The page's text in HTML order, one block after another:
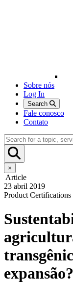
Sobre nós
Log In
Search
Fale conosco
Contato
×
Article
23 abril 2019
Product Certifications
expansão?